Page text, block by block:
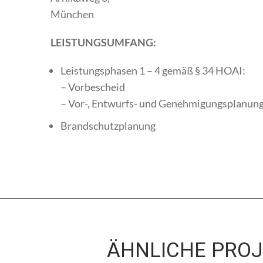
München
LEISTUNGSUMFANG:
Leistungsphasen 1 – 4 gemäß § 34 HOAI:
– Vorbescheid
– Vor-, Entwurfs- und
Brandschutzplanung
ÄHNLICHE